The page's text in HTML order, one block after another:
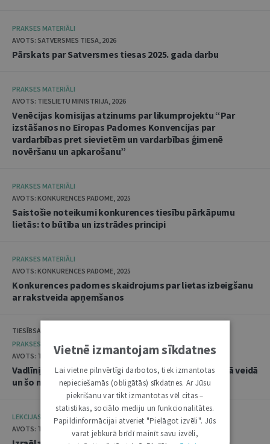
PRAKSES MATERIĀLI
AVOTS: SATVERSMES TIESA, 2026
Pārskats par Satversmes tiesas 2025. gada darbu
PRAKSES MATERIĀLI
AVOTS: TIESLIETU MINISTRIJA, 2026
Venēcijas komisijas atzinums par likumprojektu “Par
izstāšanos no Eiropas Padomes Konvencijas par
vardarbības pret sievietēm un vardarbības ģimenē
novēršanu un apkarošanu”
PRAKSES MATERIĀLI
AVOTS: KONKURENCES PADOME, 2025
Saistošie noteikumi konkurences tiesību pārkāpumu
lietās: to būtība un izstrādes principi
PRAKSES MATERIĀLI
AVOTS: KONKURENCES PADOME, 2025
Konkurences padomes skaidrojums par lietas izbeigšanu
ar rakstveida apņemšanos
TIESĪBSARGA BIROJS, DATU VALSTS INSPEKCIJA
PRAKSES MATERIĀLI
AVOTS: TIESĪBSARGA BIROJS, 2025
Vadlīnijas "Amatpersonu datu apstrāde audiovizuālā veidā
un šo materiālu publicēšana"
LEKCIJAS
AVOTS: TIESLIETU AKADĒMIJA, 2025
Vietnē izmantojam sīkdatnes
Lai vietne pilnvērtīgi darbotos, tiek izmantotas
nepieciešamās (obligātās) sīkdatnes. Ar Jūsu
piekrišanu var tikt izmantotas vēl citas –
statistikas, sociālo mediju un funkcionalitātes.
Papildinformācijai atveriet "Pielāgot izvēli". Jūs
varat jebkurā brīdī mainīt savu izvēli,